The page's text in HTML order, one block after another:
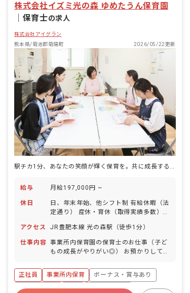
株式会社イズミ光の森 ゆめたうん保育園
保育士の求人
株式会社アイグラン
熊本県/菊池郡菊陽町
2026/05/22更新
給与 月給197,000円 ~
休日
日、年末年始、他シフト制 有給休暇（法
定通り） 産休・育休（取得実績多数）
アクセス
JR豊肥本線 光の森駅（徒歩1分）
仕事内容 事業所内保育園の保育士のお仕事（子ど
もの成長がやりがい◎） お預かりしてい
す。 ・食事・睡眠・排泄・清潔・衣類の
着脱等 ・集団生活を通じた社会性の装着
・行事の計画・実行、お知らせの作成
正社員 事業所内保育
ボーナス・賞与あり
社会保険完備
有給
福利厚生充実